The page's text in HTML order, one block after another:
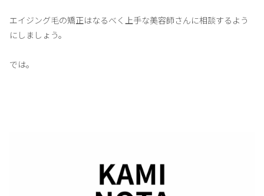
エイジング毛の矯正はなるべく上手な美容師さんに相談するよう
にしましょう。
では。